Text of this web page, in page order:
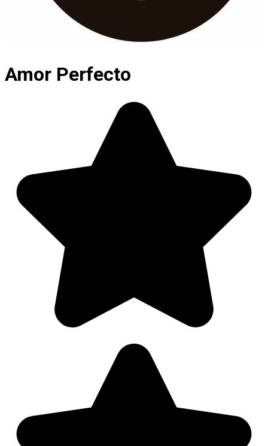
Amor Perfecto